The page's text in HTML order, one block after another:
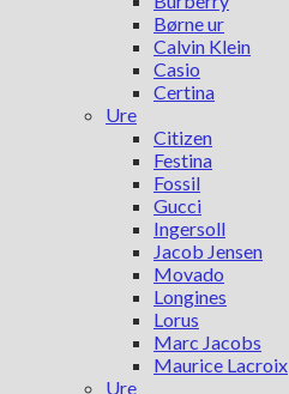
Børne ur
Calvin Klein
Casio
Certina
Ure
Citizen
Festina
Fossil
Gucci
Ingersoll
Jacob Jensen
Movado
Longines
Lorus
Marc Jacobs
Maurice Lacroix
Ure